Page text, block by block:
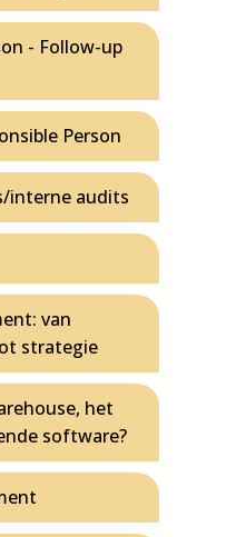
- Follow-up
Person
interne audits
van
strategie
het
software?